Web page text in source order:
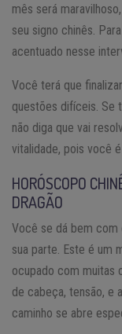
mês será
seu signo chinês.
acentuado nesse
Você terá que
questões difíceis. Se
não diga que vai
vitalidade, pois você
HORÓSCOPO
DRAGÃO
Você se dá bem com
sua parte. Este é um
ocupado com muitas
de cabeça, tensão, e
caminho se abre